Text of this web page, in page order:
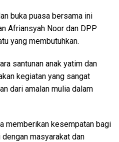
buka puasa bersama ini
Afriansyah Noor dan DPP
yang membutuhkan.
santunan anak yatim dan
kegiatan yang sangat
dari amalan mulia dalam
memberikan kesempatan bagi
masyarakat dan